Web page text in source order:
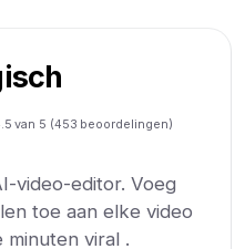
van 5 (453 beoordelingen)
video-editor. Voeg
toe aan elke video
minuten viral .